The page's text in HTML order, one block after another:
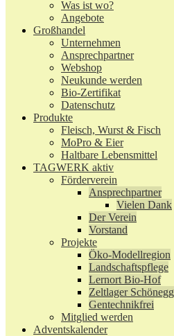
Was ist wo?
Angebote
Großhandel
Unternehmen
Ansprechpartner
Webshop
Neukunde werden
Bio-Zertifikat
Datenschutz
Produkte
Fleisch, Wurst & Fisch
MoPro & Eier
Haltbare Lebensmittel
TAGWERK aktiv
Förderverein
Ansprechpartner
Vielen Dank
Der Verein
Vorstand
Projekte
Öko-Modellregion
Landschaftspflege
Lernort Bio-Hof
Zeltlager
Gentechnikfrei
Mitglied werden
Adventskalender